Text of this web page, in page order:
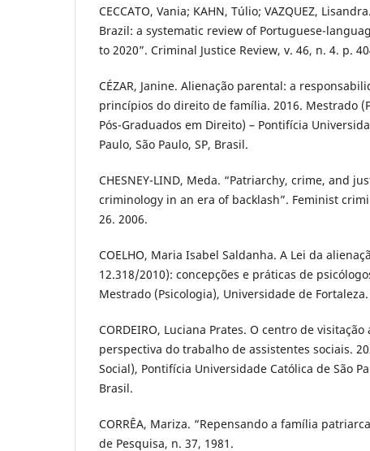
CECCATO, Vania; KAHN, Túlio; VAZQUEZ,
Brazil: a systematic review of Portuguese-
to 2020”. Criminal Justice Review, v. 46, n. 4. p.
CÉZAR, Janine. Alienação parental: a
princípios do direito de família. 2016. Mestrado
Pós-Graduados em Direito) – Pontifícia
Paulo, São Paulo, SP, Brasil.
CHESNEY-LIND, Meda. “Patriarchy, crime, and
criminology in an era of backlash”. Feminist
26. 2006.
COELHO, Maria Isabel Saldanha. A Lei da
12.318/2010): concepções e práticas de
Mestrado (Psicologia), Universidade de
CORDEIRO, Luciana Prates. O centro de
perspectiva do trabalho de assistentes sociais.
Social), Pontifícia Universidade Católica de São
Brasil.
CORRÊA, Mariza. “Repensando a família
de Pesquisa, n. 37, 1981.